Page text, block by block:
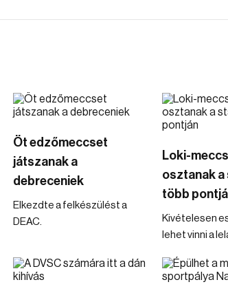
Öt edzőmeccset
játszanak a
debreceniek
Elkezdte a felkészülést a
DEAC.
Loki-
osztanak a
több
Kivételesen
lehet vinni a